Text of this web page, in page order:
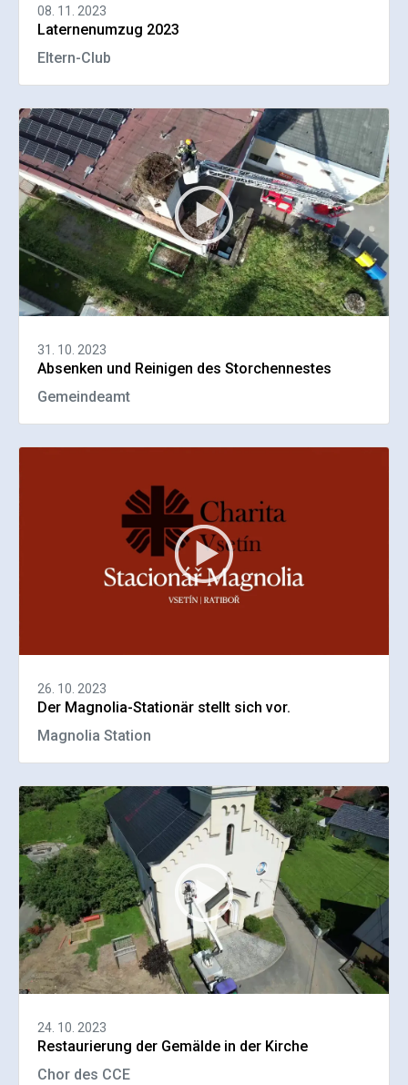
08. 11. 2023
Laternenumzug 2023
Eltern-Club
31. 10. 2023
Absenken und Reinigen des Storchennestes
Gemeindeamt
26. 10. 2023
Der Magnolia-Stationär stellt sich vor.
Magnolia Station
24. 10. 2023
Restaurierung der Gemälde in der Kirche
Chor des CCE